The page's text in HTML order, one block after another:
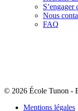
S’engager
Nous
FAQ
© 2026 École Tunon -
Mentions légales